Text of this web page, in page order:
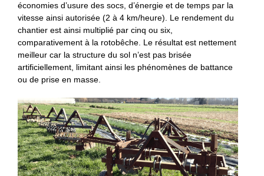
économies d’usure des socs, d’énergie et de temps par la
vitesse ainsi autorisée (2 à 4 km/heure). Le rendement du
chantier est ainsi multiplié par cinq ou six,
comparativement à la rotobêche. Le résultat est nettement
meilleur car la structure du sol n’est pas brisée
artificiellement, limitant ainsi les phénomènes de battance
ou de prise en masse.